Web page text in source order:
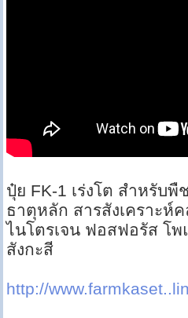
ปุ๋ย FK-1 เร่งโต สำหรับพื
ธาตุหลัก สารสังเคราะห์
ไนโตรเจน ฟอสฟอรัส โ
สังกะสี
http://